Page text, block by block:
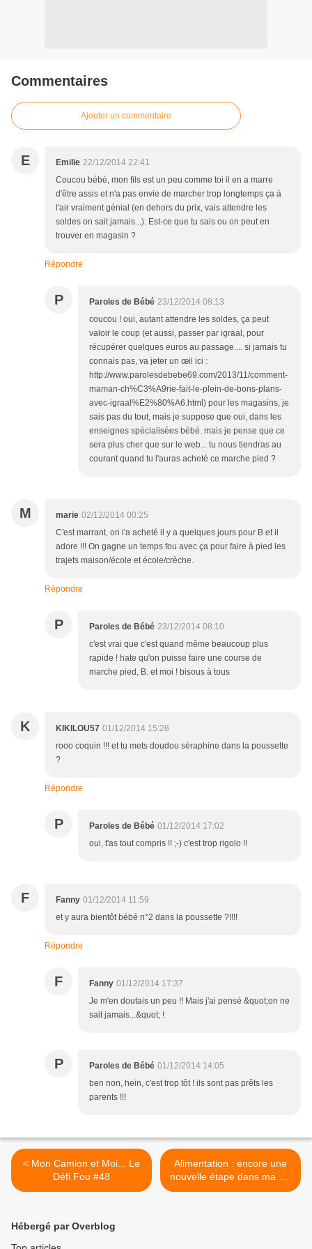
Commentaires
Ajouter un commentaire
E Emilie 22/12/2014 22:41
Coucou bébé, mon fils est un peu comme toi il en a marre
d'être assis et n'a pas envie de marcher trop longtemps ça à
l'air vraiment génial (en dehors du prix, vais attendre les
soldes on sait jamais...). Est-ce que tu sais ou on peut en
trouver en magasin ?
Répondre
P Paroles de Bébé 23/12/2014 08:13
coucou ! oui, autant attendre les soldes, ça peut
valoir le coup (et aussi, passer par igraal, pour
récupérer quelques euros au passage.... si jamais tu
connais pas, va jeter un œil ici :
http://www.parolesdebebe69.com/2013/11/comment-
maman-ch%C3%A9rie-fait-le-plein-de-bons-plans-
avec-igraal%E2%80%A6.html) pour les magasins, je
sais pas du tout, mais je suppose que oui, dans les
enseignes spécialisées bébé. mais je pense que ce
sera plus cher que sur le web... tu nous tiendras au
courant quand tu l'auras acheté ce marche pied ?
M marie 02/12/2014 00:25
C'est marrant, on l'a acheté il y a quelques jours pour B et il
adore !!! On gagne un temps fou avec ça pour faire à pied les
trajets maison/école et école/crèche.
Répondre
P Paroles de Bébé 23/12/2014 08:10
c'est vrai que c'est quand même beaucoup plus
rapide ! hate qu'on puisse faire une course de
marche pied, B. et moi ! bisous à tous
K KIKILOU57 01/12/2014 15:28
rooo coquin !!! et tu mets doudou séraphine dans la poussette
?
Répondre
P Paroles de Bébé 01/12/2014 17:02
oui, t'as tout compris !! ;-) c'est trop rigolo !!
F Fanny 01/12/2014 11:59
et y aura bientôt bébé n°2 dans la poussette ?!!!!
Répondre
F Fanny 01/12/2014 17:37
Je m'en doutais un peu !! Mais j'ai pensé &quot;on ne
sait jamais...&quot; !
P Paroles de Bébé 01/12/2014 14:05
ben non, hein, c'est trop tôt ! ils sont pas prêts les
parents !!!
< Mon Camion et Moi... Le
Défi Fou #48
Alimentation : encore une
nouvelle étape dans ma vie
de Bébé ! >
Hébergé par Overblog